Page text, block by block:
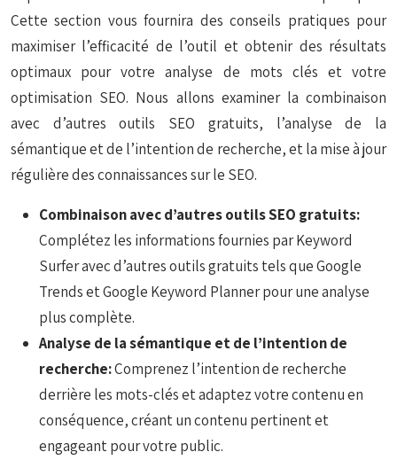
Cette section vous fournira des conseils pratiques pour
maximiser l’efficacité de l’outil et obtenir des résultats
optimaux pour votre analyse de mots clés et votre
optimisation SEO. Nous allons examiner la combinaison
avec d’autres outils SEO gratuits, l’analyse de la
sémantique et de l’intention de recherche, et la mise à jour
régulière des connaissances sur le SEO.
Combinaison avec d’autres outils SEO gratuits:
Complétez les informations fournies par Keyword
Surfer avec d’autres outils gratuits tels que Google
Trends et Google Keyword Planner pour une analyse
plus complète.
Analyse de la sémantique et de l’intention de
recherche:Comprenez l’intention de recherche
derrière les mots-clés et adaptez votre contenu en
conséquence, créant un contenu pertinent et
engageant pour votre public.